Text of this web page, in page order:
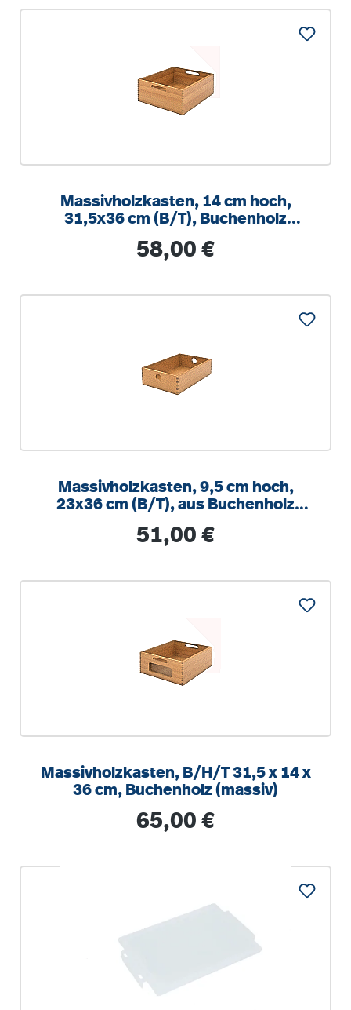
Massivholzkasten, 14 cm hoch,
31,5x36 cm (B/T), Buchenholz
Regulärer Preis:
58,00 €
Massivholzkasten, 9,5 cm hoch,
23x36 cm (B/T), aus Buchenholz
Regulärer Preis:
51,00 €
Massivholzkasten, B/H/T 31,5 x 14 x
36 cm, Buchenholz (massiv)
Regulärer Preis:
65,00 €